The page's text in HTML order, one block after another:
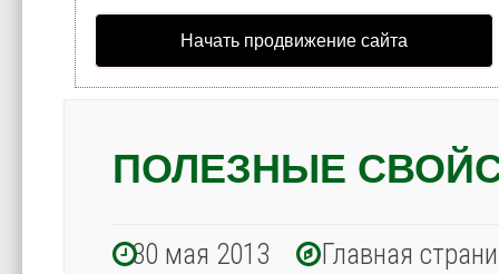
Начать продвижение сайта
ПОЛЕЗНЫЕ
30 мая 2013
Главная